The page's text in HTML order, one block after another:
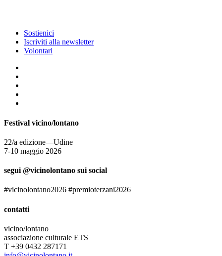
Sostienici
Iscriviti alla newsletter
Volontari
Festival vicino/lontano
22/a edizione—Udine
7-10 maggio 2026
segui @vicinolontano sui social
#vicinolontano2026 #premioterzani2026
contatti
vicino/lontano
associazione culturale ETS
T +39 0432 287171